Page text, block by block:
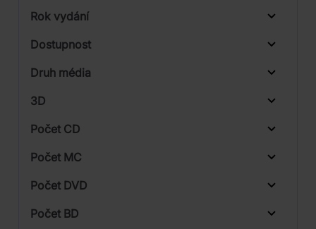
Rok vydání
Od
Dostupnost
Druh média
3D
Počet CD
Počet MC
Počet DVD
Počet BD